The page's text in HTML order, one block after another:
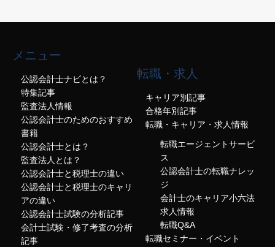
メニュー
公認会計士ナビとは？
特集記事
監査法人情報
公認会計士のためのおすすめ
書籍
公認会計士とは？
監査法人とは？
公認会計士と税理士の違い
公認会計士と税理士のキャリ
アの違い
公認会計士試験の分析記事
会計士試験・修了考査の分析
記事
転職・求人
キャリア別記事
合格年別記事
転職・キャリア・求人情報
転職エージェントサービ
ス
公認会計士の転職ナレッ
ジ
会計士のキャリア小六法
求人情報
転職Q&A
転職セミナー・イベント